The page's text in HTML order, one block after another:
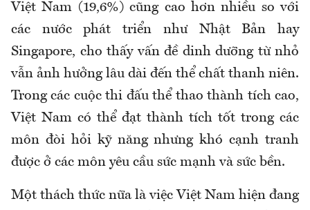
Việt Nam (19,6%) cũng cao hơn nhiều so với
các nước phát triển như Nhật Bản hay
Singapore, cho thấy vấn đề dinh dưỡng từ nhỏ
vẫn ảnh hưởng lâu dài đến thể chất thanh niên.
Trong các cuộc thi đấu thể thao thành tích cao,
Việt Nam có thể đạt thành tích tốt trong các
môn đòi hỏi kỹ năng nhưng khó cạnh tranh
được ở các môn yêu cầu sức mạnh và sức bền.
Một thách thức nữa là việc Việt Nam hiện đang